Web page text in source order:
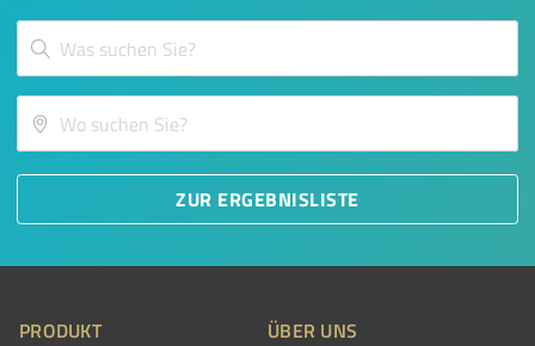
ZUR ERGEBNISLISTE
PRODUKT ÜBER UNS